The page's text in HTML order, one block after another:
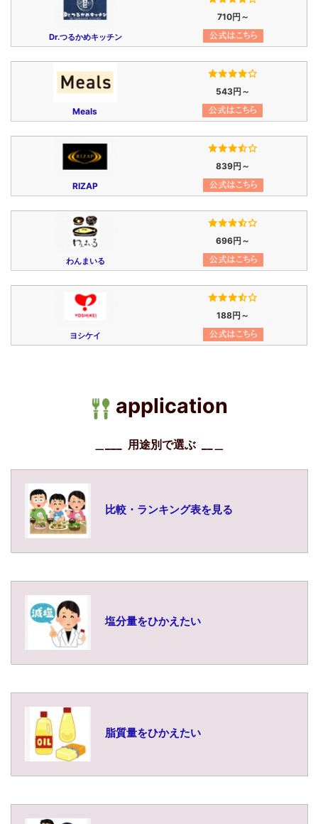
Dr.つるかめキッチン
710円～
Meals
543円～
RIZAP
839円～
わんまいる
696円～
ヨシケイ
188円～
application
＿___ 用途別で選ぶ __
比較・ランキング表を見る
塩分量をひかえたい
脂質量をひかえたい